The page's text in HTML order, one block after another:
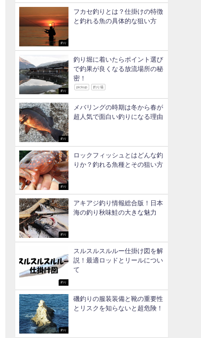
釣り
フカセ釣りとは？仕掛けの特徴
と釣れる魚の具体的な狙い方
釣り
釣り堀に着いたらポイント選び
で釣果が良くなる放流場所の秘
密！
pickup 釣り場
釣り
メバリングの時期は冬から春が
超人気で面白い釣りになる理由
釣り
ロックフィッシュとはどんな釣
りか？釣れる魚種とその狙い方
釣り
アキアジ釣り情報総合版！日本
海の釣り秋味鮭の大きな魅力
釣り
スルスルスルルー仕掛け図を解
説！最適ロッドとリールについ
て
釣り
磯釣りの服装装備と靴の重要性
とリスクを知らないと超危険！